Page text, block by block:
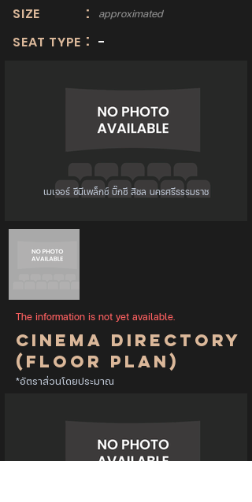
SIZE : approximated
SEAT TYPE : -
เมเจอร์ ซีนีเพล็กซ์ บิ๊กซี สิชล นครศรีธรรมราช
The information is not yet available.
Cinema Directory
(Floor Plan)
*อัตราส่วนโดยประมาณ